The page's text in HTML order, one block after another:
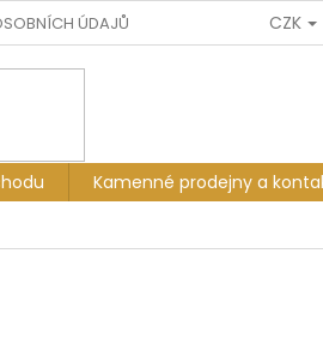
ÚDAJŮ DOPRAVA A PLATBA
CZK
Kamenné prodejny a